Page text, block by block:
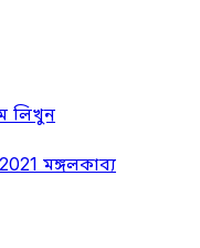
লিখুন
2021 মঙ্গলকাব্য